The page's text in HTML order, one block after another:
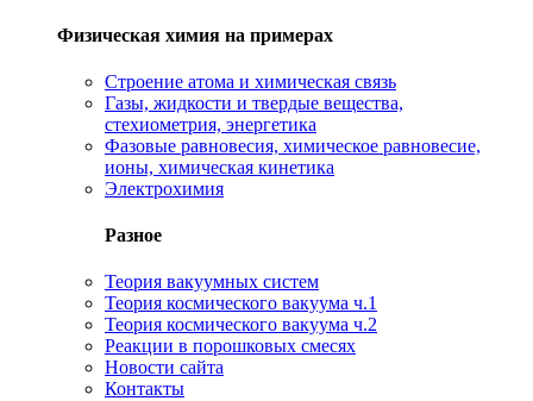
Физическая химия на примерах
Cтроение атома и химическая связь
Газы, жидкости и твердые вещества,
стехиометрия, энергетика
Фазовые равновесия, химическое равновесие,
ионы, химическая кинетика
Электрохимия
Разное
Теория вакуумных систем
Теория космического вакуума ч.1
Теория космического вакуума ч.2
Реакции в порошковых смесях
Новости сайта
Контакты